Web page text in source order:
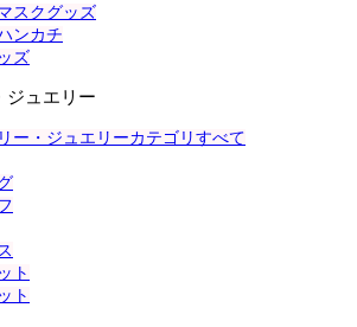
スクグッズ
ンカチ
ズ
ジュエリー
ー・ジュエリーカテゴリすべて
ト
ト